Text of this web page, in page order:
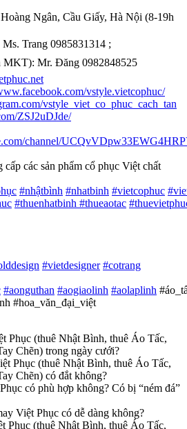
Ngân, Cầu Giấy, Hà Nội (8-19h
Trang 0985831314 ;
MKT): Mr. Đăng 0982848525
vstyle.vietcophuc/
vstyle_viet_co_phuc_cach_tan
ZSJ2uDJde/
channel/
các sản phẩm cổ phục Việt chất
#nhậtbình #nhatbinh #vietcophuc #
#thuenhatbinh #thueaotac #
#vietdesigner #cotrang
#aonguthan #aogiaolinh #aolaplinh
#hoa_văn_đại_việt
Phục (thuê Nhật Bình, thuê Áo Tấc,
Chẽn) trong ngày cưới?
Phục (thuê Nhật Bình, thuê Áo Tấc,
Chẽn) có đắt không?
có phù hợp không? Có bị “ném đá”
Việt Phục có dễ dàng không?
Phục (thuê Nhật Bình, thuê Áo Tấc,